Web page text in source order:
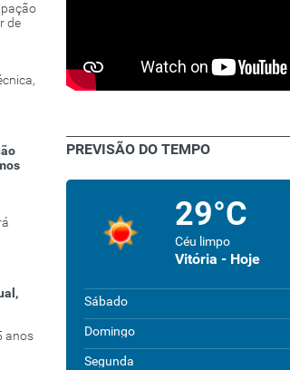
de
anos
PREVISÃO DO TEMPO
29°C
Céu limpo
Vitória - Hoje
Sábado
Domingo
Segunda